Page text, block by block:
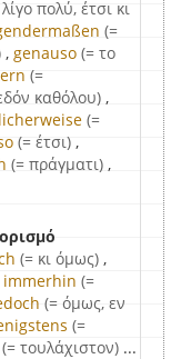
πολύ, έτσι κι
(=
, genauso (= το
(=
καθόλου) ,
(=
(= έτσι) ,
(= πράγματι) ,
(= κι όμως) ,
immerhin (=
(= όμως, εν
(=
(= τουλάχιστον) ...